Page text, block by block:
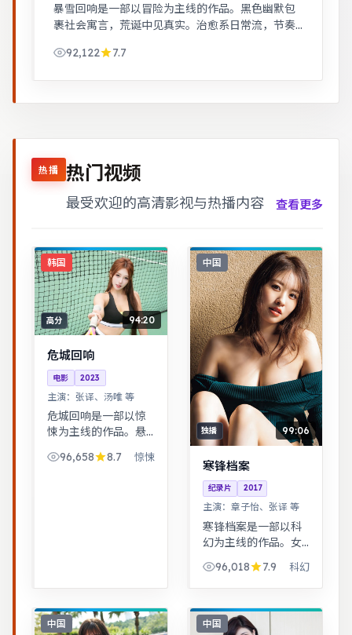
暴雪回响是一部以冒险为主线的作品。黑色幽默包
裹社会寓言，荒诞中见真实。治愈系日常流，节奏
92,122
7.7
热播 热门视频
最受欢迎的高清影视与热播内容 查看更多
韩国
高分 94:20
危城回响
电影 2023
主演： 张译、汤唯 等
危城回响是一部以惊
悚为主线的作品。悬
索拼图式叙事，结局
96,658 8.7 惊悚
中国
独播 99:06
寒锋档案
纪录片 2017
主演： 章子怡、张译 等
寒锋档案是一部以科
幻为主线的作品。女
性视角下的职场与家
庭平衡议题，台词犀
利，共鸣感强。治愈
系日常流，节奏舒
缓，适合放松解压观
96,018 7.9 科幻
中国 中国